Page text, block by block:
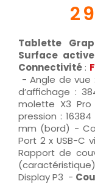
2
Tablette
Surface active
Connectivité :
- Angle de vue
d’affichage :
molette X3
pression :
mm (bord) -
Port 2 x USB-C
Rapport de
(caractéristique)
Display P3 -